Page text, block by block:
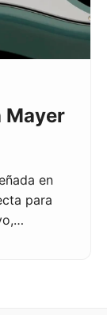
Mayer
en
para